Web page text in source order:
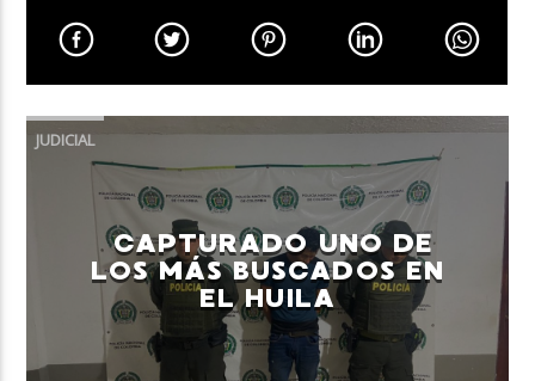
CANCIÓN ACTUAL
TÍTULO
ARTISTA
Neiva Estereo
JUDICIAL
CAPTURADO UNO DE
LOS MÁS BUSCADOS EN
EL HUILA